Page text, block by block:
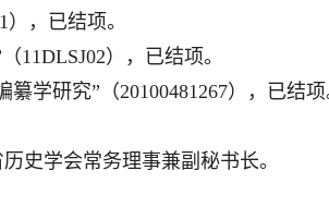
，已结项。
11DLSJ02），已结项。
学研究”（20100481267），已结项
史学会常务理事兼副秘书长。